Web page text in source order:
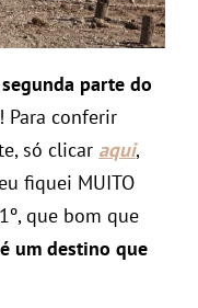
segunda parte do
! Para conferir
só clicar aqui,
fiquei MUITO
que bom que
é um destino que